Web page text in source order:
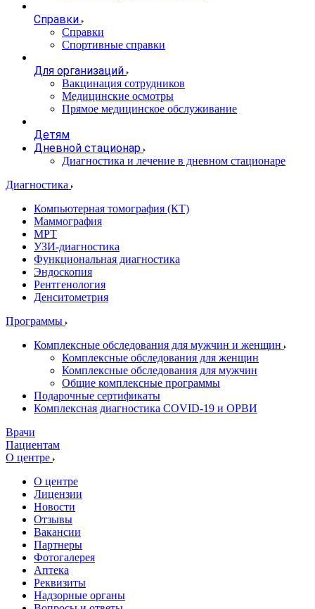
Справки
Справки
Спортивные справки
Для организаций
Вакцинация сотрудников
Медицинские осмотры
Прямое медицинское обслуживание
Детям
Дневной стационар
Диагностика и лечение в дневном стационаре
Диагностика
Компьютерная томография (КТ)
Маммография
МРТ
УЗИ-диагностика
Функциональная диагностика
Эндоскопия
Рентгенология
Денситометрия
Программы
Комплексные обследования для мужчин и женщин
Комплексные обследования для женщин
Комплексные обследования для мужчин
Общие комплексные программы
Подарочные сертификаты
Комплексная диагностика COVID-19 и ОРВИ
Врачи
Пациентам
О центре
О центре
Лицензии
Новости
Отзывы
Вакансии
Партнеры
Фотогалерея
Аптека
Реквизиты
Надзорные органы